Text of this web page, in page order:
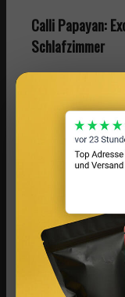
Calli Papayan:
Schlafzimmer
aus
Zum einen
pinken Pfeffer,
Duftnoten
entsteht ein
und sich dann
Video:
Vielseitigkeit
Auf den
genannten